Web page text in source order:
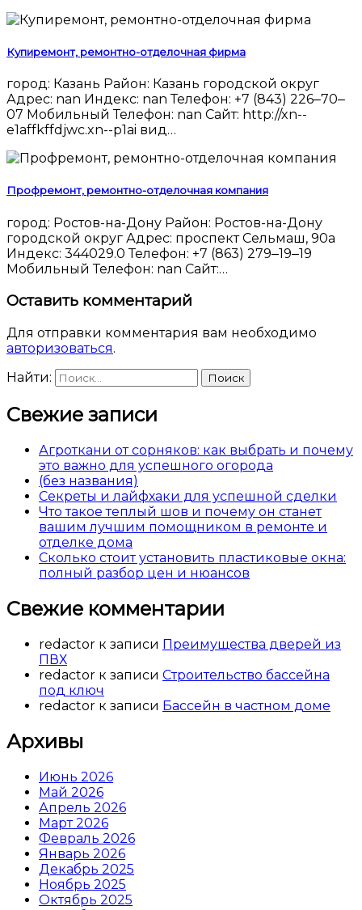
Купиремонт, ремонтно-отделочная фирма
город: Казань Район: Казань городской округ
Адрес: nan Индекс: nan Телефон: +7 (843) 226‒70‒
07 Мобильный Телефон: nan Сайт: http://xn--
e1affkffdjwc.xn--p1ai вид…
Профремонт, ремонтно-отделочная компания
город: Ростов-на-Дону Район: Ростов-на-Дону
городской округ Адрес: проспект Сельмаш, 90а
Индекс: 344029.0 Телефон: +7 (863) 279‒19‒19
Мобильный Телефон: nan Сайт:…
Оставить комментарий
Для отправки комментария вам необходимо
авторизоваться.
Найти:
Свежие записи
Агроткани от сорняков: как выбрать и почему
это важно для успешного огорода
(без названия)
Секреты и лайфхаки для успешной сделки
Что такое теплый шов и почему он станет
вашим лучшим помощником в ремонте и
отделке дома
Сколько стоит установить пластиковые окна:
полный разбор цен и нюансов
Свежие комментарии
redactor к записи Преимущества дверей из
ПВХ
redactor к записи Строительство бассейна
под ключ
redactor к записи Бассейн в частном доме
Архивы
Июнь 2026
Май 2026
Апрель 2026
Март 2026
Февраль 2026
Январь 2026
Декабрь 2025
Ноябрь 2025
Октябрь 2025